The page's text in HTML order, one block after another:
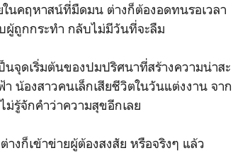
นคฤหาสน์ที่มืดมน ต่างก็ต้องอดทนรอเวลา
ผู้ถูกกระทำ กลับไม่มีวันที่จะลืม
จุดเริ่มต้นของปมปริศนาที่สร้างความน่าสะ
น้องสาวคนเล็กเสียชีวิตในวันแต่งงาน จาก
จักคำว่าความสุขอีกเลย
งก็เข้าข่ายผู้ต้องสงสัย หรือจริงๆ แล้ว